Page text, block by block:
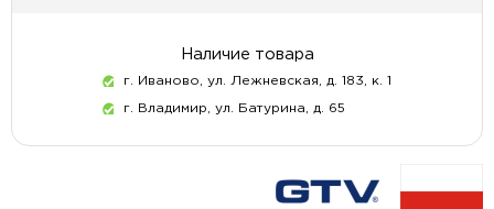
Наличие товара
г. Иваново, ул. Лежневская, д. 183, к. 1
г. Владимир, ул. Батурина, д. 65